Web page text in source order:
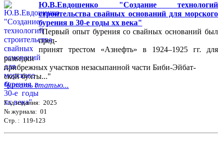
Ю.В.Евдошенко "Создание технологий
строительства свайных оснований для морского
бурения в 30-е годы хх века"
"Первый опыт бурения со свайных оснований был
пред-
принят трестом «Азнефть» в 1924–1925 гг. для
разведки
прибрежных участков незасыпанной части Биби-Эйбат-
ской бухты..."
Читать статью...
Год издания: 2025
№ журнала: 01
Стр. : 119-123